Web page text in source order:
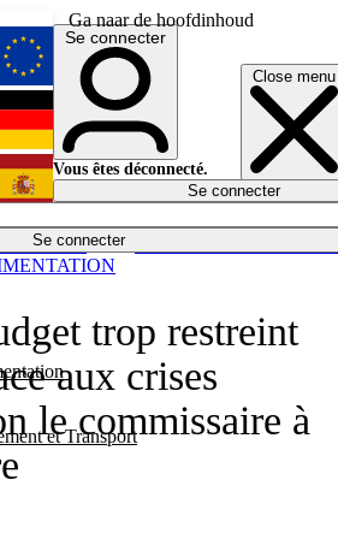
Ga naar de hoofdinhoud
Close menu
Se connecter
et Transport
Économie
English
Deutsch
Español
Se connecter
Vous êtes déconnecté.
Se connecter
trop restreint
aux crises
le commissaire à